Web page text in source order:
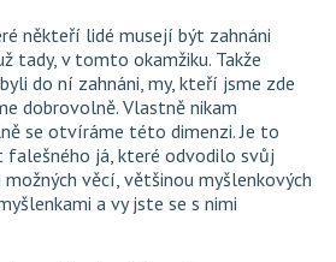
někteří lidé musejí být zahnáni
tady, v tomto okamžiku. Takže
do ní zahnáni, my, kteří jsme zde
dobrovolně. Vlastně nikam
se otvíráme této dimenzi. Je to
já, které odvodilo svůj
věcí, většinou myšlenkových
a vy jste se s nimi